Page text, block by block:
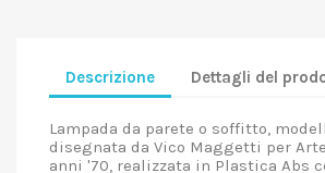
Descrizione Dettagli del
Lampada da parete o soffitto,
disegnata da Vico Maggetti per
anni '70, realizzata in Plastica Abs